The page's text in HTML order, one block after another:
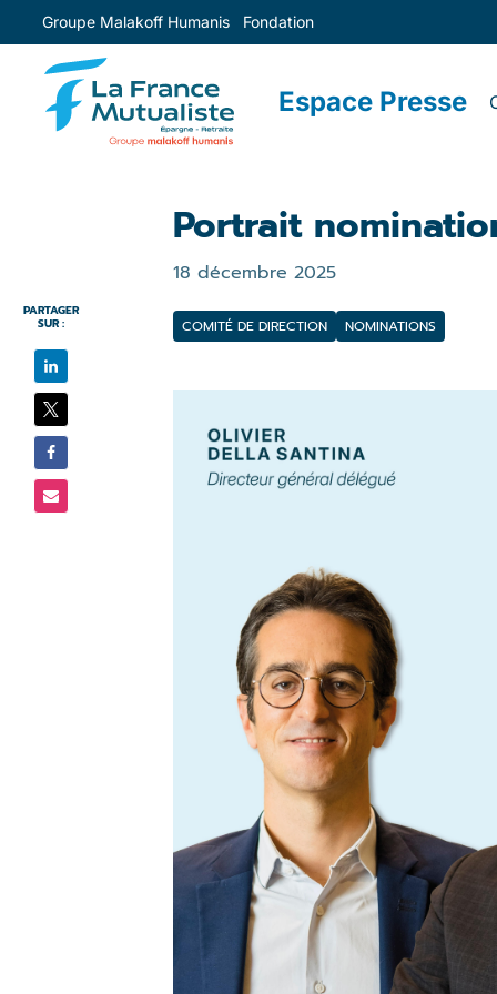
Groupe Malakoff Humanis Fondation
Espace Presse
Portrait
18 décembre 2025
COMITÉ DE DIRECTION NOMINATIONS
PARTAGER
SUR :